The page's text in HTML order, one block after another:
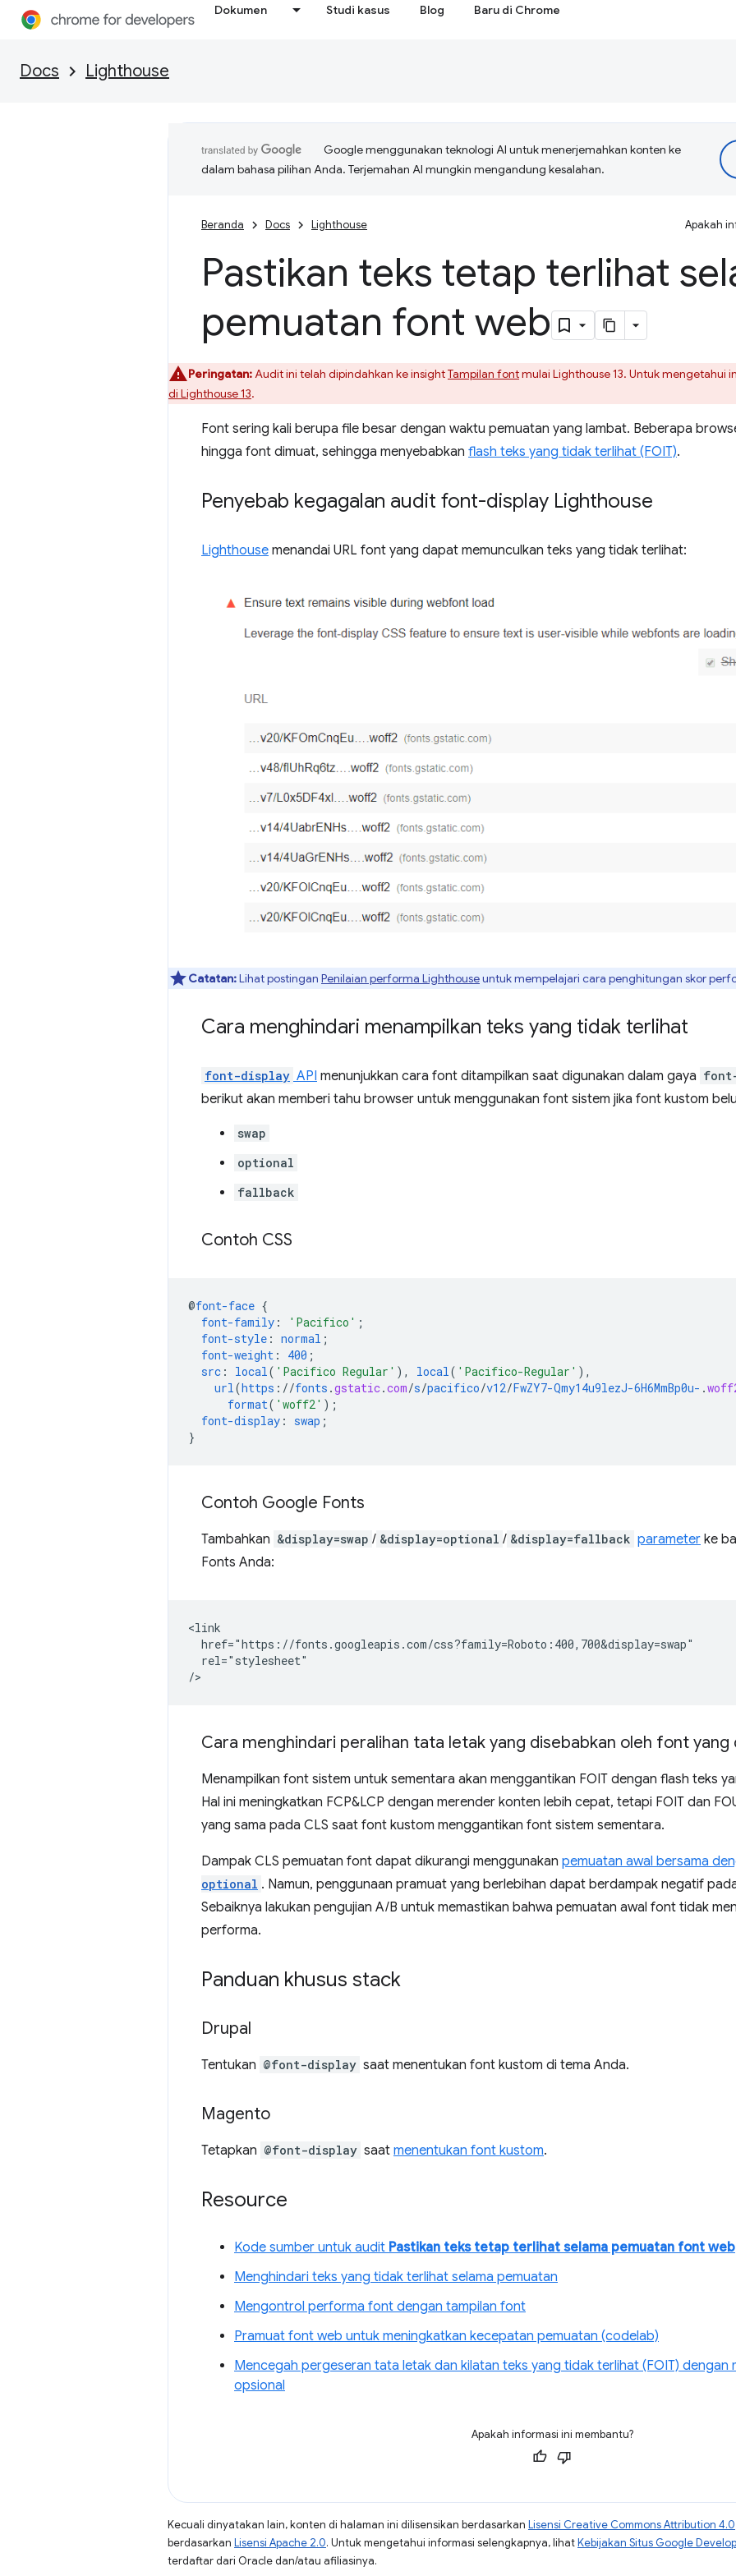
Dokumen Studi kasus Blog Baru di Chrome
Docs Lighthouse
Google menggunakan teknologi AI untuk menerjemahkan konten ke
dalam bahasa pilihan Anda. Terjemahan AI mungkin mengandung kesalahan.
Beranda Docs Lighthouse Apakah
Pastikan teks tetap terlihat
pemuatan font web
Peringatan:Audit ini telah dipindahkan ke insightTampilan fontmulai Lighthouse 13. Untuk mengetahui
di Lighthouse 13.
Font sering kali berupa file besar dengan waktu pemuatan yang lambat. Beberapa
hingga font dimuat, sehingga menyebabkan flash teks yang tidak terlihat (FOIT).
Penyebab kegagalan audit font-display Lighthouse
Lighthouse menandai URL font yang dapat memunculkan teks yang tidak terlihat:
Catatan:Lihat postingan Penilaian performa Lighthouseuntuk mempelajari cara penghitungan skor
Cara menghindari menampilkan teks yang tidak terlihat
font-display API menunjukkan cara font ditampilkan saat digunakan dalam gaya
berikut akan memberi tahu browser untuk menggunakan font sistem jika font kustom
swap
optional
fallback
Contoh CSS
@font-face {
font-family : 'Pacifico' ;
font-style : normal ;
font-weight : 400 ;
src : local( 'Pacifico Regular' ), local( 'Pacifico-Regular' ),
url(https ://fonts .gstatic.com/s/pacifico/v12/FwZY7-Qmy14u9lezJ-6H6MmBp0u- .
format( 'woff2' );
font-display : swap ;
}
Contoh Google Fonts
Tambahkan &display=swap / &display=optional / &display=fallback parameter ke
Fonts Anda:
<link
  href="https://fonts.googleapis.com/css?family=Roboto:400,700&display=swap"
  rel="stylesheet"
Cara menghindari peralihan tata letak yang disebabkan oleh font yang
Menampilkan font sistem untuk sementara akan menggantikan FOIT dengan flash teks
Hal ini meningkatkan FCP&LCP dengan merender konten lebih cepat, tetapi FOIT dan
yang sama pada CLS saat font kustom menggantikan font sistem sementara.
Dampak CLS pemuatan font dapat dikurangi menggunakan pemuatan awal bersama
optional . Namun, penggunaan pramuat yang berlebihan dapat berdampak negatif
Sebaiknya lakukan pengujian A/B untuk memastikan bahwa pemuatan awal font tidak
performa.
Panduan khusus stack
Drupal
Tentukan @font-display saat menentukan font kustom di tema Anda.
Magento
Tetapkan @font-display saat menentukan font kustom.
Resource
Kode sumber untuk audit Pastikan teks tetap terlihat selama pemuatan font web
Menghindari teks yang tidak terlihat selama pemuatan
Mengontrol performa font dengan tampilan font
Pramuat font web untuk meningkatkan kecepatan pemuatan (codelab)
Mencegah pergeseran tata letak dan kilatan teks yang tidak terlihat (FOIT) dengan
opsional
Apakah informasi ini membantu?
Kecuali dinyatakan lain, konten di halaman ini dilisensikan berdasarkan Lisensi Creative Commons Attribution 4.0
berdasarkan Lisensi Apache 2.0. Untuk mengetahui informasi selengkapnya, lihatKebijakan Situs Google
terdaftar dari Oracle dan/atau afiliasinya.